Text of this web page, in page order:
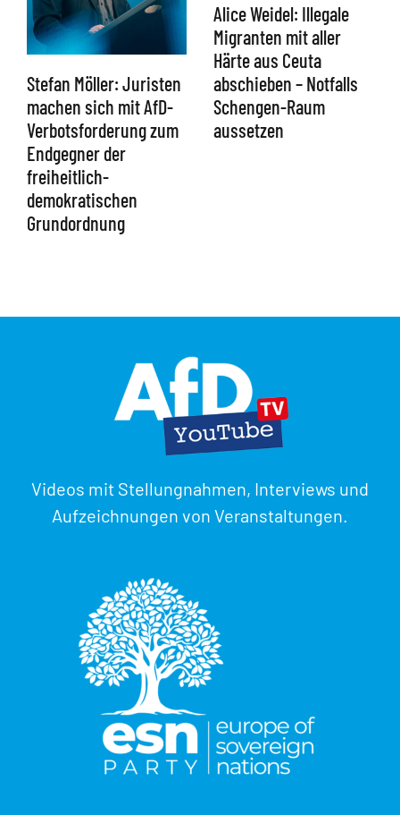
Stefan Möller: Juristen
machen sich mit AfD-
Verbotsforderung zum
Endgegner der
freiheitlich-
demokratischen
Grundordnung
Alice Weidel: Illegale
Migranten mit aller
Härte aus Ceuta
abschieben – Notfalls
Schengen-Raum
aussetzen
Videos mit Stellungnahmen, Interviews und
Aufzeichnungen von Veranstaltungen.